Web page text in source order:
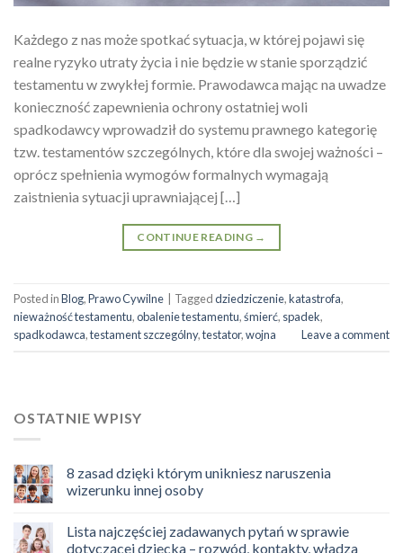
Każdego z nas może spotkać sytuacja, w której pojawi się
realne ryzyko utraty życia i nie będzie w stanie sporządzić
testamentu w zwykłej formie. Prawodawca mając na uwadze
konieczność zapewnienia ochrony ostatniej woli
spadkodawcy wprowadził do systemu prawnego kategorię
tzw. testamentów szczególnych, które dla swojej ważności –
oprócz spełnienia wymogów formalnych wymagają
zaistnienia sytuacji uprawniającej […]
CONTINUE READING →
Posted inBlog,Prawo Cywilne Taggeddziedziczenie,katastrofa,
nieważność testamentu,obalenie testamentu,śmierć, spadek,
spadkodawca,testament szczególny,testator,wojna Leave a comment
OSTATNIE WPISY
8 zasad dzięki którym unikniesz naruszenia
wizerunku innej osoby
Lista najczęściej zadawanych pytań w sprawie
dotyczącej dziecka – rozwód, kontakty, władza